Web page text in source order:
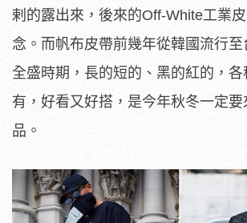
剌的露出來，後來的Off-White工業
念。而帆布皮帶前幾年從韓國流行
全盛時期，長的短的、黑的紅的，
有，好看又好搭，是今年秋冬一定
品。